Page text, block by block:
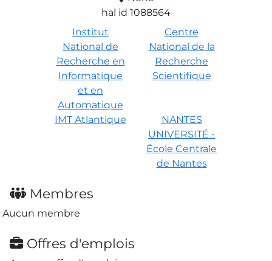
hal id 1088564
Institut
National de
Recherche en
Informatique
et en
Automatique
Centre
National de la
Recherche
Scientifique
IMT Atlantique
NANTES
UNIVERSITÉ -
École Centrale
de Nantes
Membres
Aucun membre
Offres d'emplois